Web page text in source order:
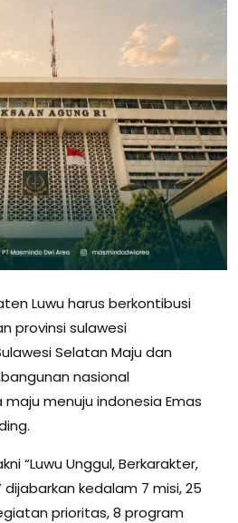
Luwu harus berkontibusi
provinsi sulawesi
Selatan Maju dan
nasional
menuju indonesia Emas
“Luwu Unggul, Berkarakter,
dijabarkan kedalam 7 misi, 25
prioritas, 8 program